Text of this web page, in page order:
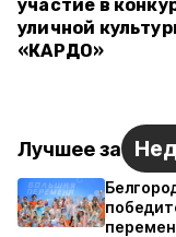
участие в
уличной
«КАРДО»
Лучшее за